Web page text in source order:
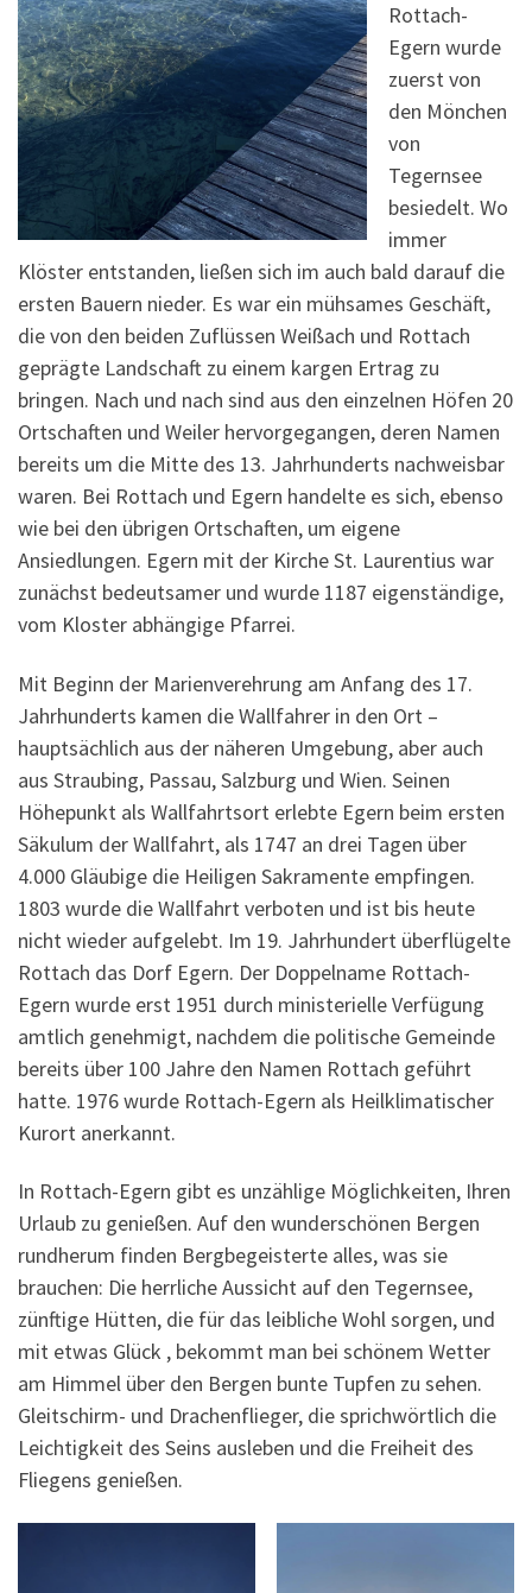
Rottach-
Egern wurde
zuerst von
den Mönchen
von
Tegernsee
besiedelt. Wo
immer
Klöster entstanden, ließen sich im auch bald darauf die
ersten Bauern nieder. Es war ein mühsames Geschäft,
die von den beiden Zuflüssen Weißach und Rottach
geprägte Landschaft zu einem kargen Ertrag zu
bringen. Nach und nach sind aus den einzelnen Höfen 20
Ortschaften und Weiler hervorgegangen, deren Namen
bereits um die Mitte des 13. Jahrhunderts nachweisbar
waren. Bei Rottach und Egern handelte es sich, ebenso
wie bei den übrigen Ortschaften, um eigene
Ansiedlungen. Egern mit der Kirche St. Laurentius war
zunächst bedeutsamer und wurde 1187 eigenständige,
vom Kloster abhängige Pfarrei.
Mit Beginn der Marienverehrung am Anfang des 17.
Jahrhunderts kamen die Wallfahrer in den Ort –
hauptsächlich aus der näheren Umgebung, aber auch
aus Straubing, Passau, Salzburg und Wien. Seinen
Höhepunkt als Wallfahrtsort erlebte Egern beim ersten
Säkulum der Wallfahrt, als 1747 an drei Tagen über
4.000 Gläubige die Heiligen Sakramente empfingen.
1803 wurde die Wallfahrt verboten und ist bis heute
nicht wieder aufgelebt. Im 19. Jahrhundert überflügelte
Rottach das Dorf Egern. Der Doppelname Rottach-
Egern wurde erst 1951 durch ministerielle Verfügung
amtlich genehmigt, nachdem die politische Gemeinde
bereits über 100 Jahre den Namen Rottach geführt
hatte. 1976 wurde Rottach-Egern als Heilklimatischer
Kurort anerkannt.
In Rottach-Egern gibt es unzählige Möglichkeiten, Ihren
Urlaub zu genießen. Auf den wunderschönen Bergen
rundherum finden Bergbegeisterte alles, was sie
brauchen: Die herrliche Aussicht auf den Tegernsee,
zünftige Hütten, die für das leibliche Wohl sorgen, und
mit etwas Glück , bekommt man bei schönem Wetter
am Himmel über den Bergen bunte Tupfen zu sehen.
Gleitschirm- und Drachenflieger, die sprichwörtlich die
Leichtigkeit des Seins ausleben und die Freiheit des
Fliegens genießen.